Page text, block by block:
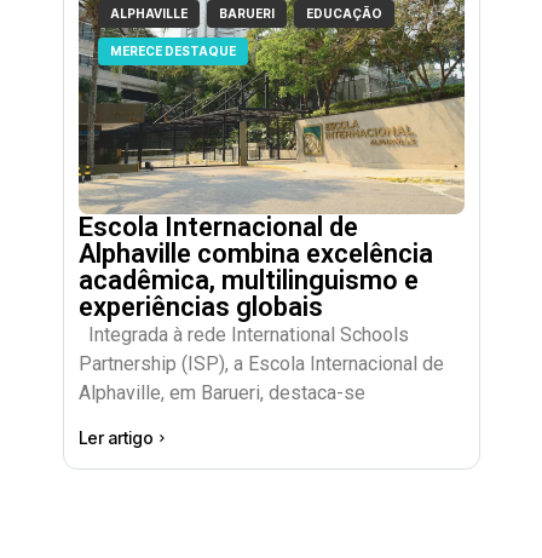
ALPHAVILLE BARUERI EDUCAÇÃO
MERECE DESTAQUE
Escola Internacional de
Alphaville combina excelência
acadêmica, multilinguismo e
experiências globais
Integrada à rede International Schools
Partnership (ISP), a Escola Internacional de
Alphaville, em Barueri, destaca-se
Ler artigo